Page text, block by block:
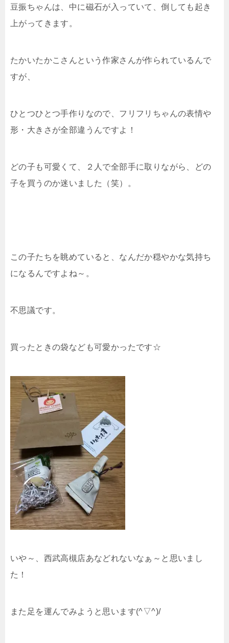
豆振ちゃんは、中に磁石が入っていて、倒しても起き
上がってきます。
たかいたかこさんという作家さんが作られているんで
すが、
ひとつひとつ手作りなので、フリフリちゃんの表情や
形・大きさが全部違うんですよ！
どの子も可愛くて、２人で全部手に取りながら、どの
子を買うのか迷いました（笑）。
この子たちを眺めていると、なんだか穏やかな気持ち
になるんですよね～。
不思議です。
買ったときの袋なども可愛かったです☆
いや～、西武高槻店あなどれないなぁ～と思いまし
た！
また足を運んでみようと思います(^▽^)/